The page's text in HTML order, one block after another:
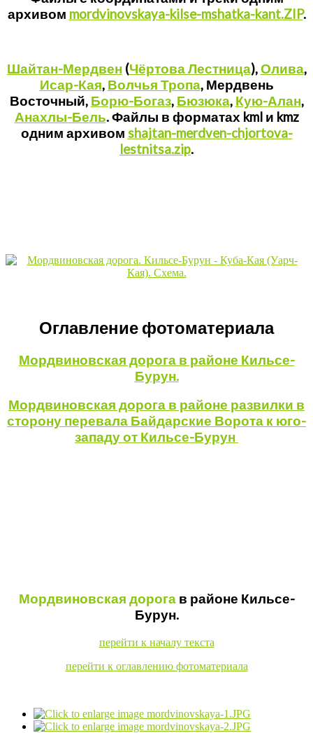
архивом mordvinovskaya-kilse-mshatka-kant.ZIP.
Шайтан-Мердвен(Чёртова Лестница),Олива,
Исар-Кая, Волчья Тропа, Мердвень
Восточный, Борю-Богаз, Бюзюка, Кую-Алан,
Анахлы-Бель. Файлы в форматах kml и kmz
одним архивом shajtan-merdven-chjortova-
lestnitsa.zip.
Оглавление фотоматериала
Мордвиновская дорога в районе Кильсе-
Бурун.
Мордвиновская дорога в районе развилки в
сторону перевала Байдарские Ворота к юго-
западу от Кильсе-Бурун
Мордвиновская дорогав районе Кильсе-
Бурун.
перейти к началу текста
перейти к оглавлению фотоматериала